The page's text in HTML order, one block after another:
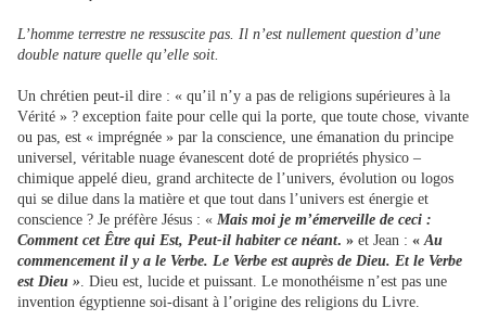
L’homme terrestre ne ressuscite pas. Il n’est nullement question d’une
double nature quelle qu’elle soit.
Un chrétien peut-il dire : « qu’il n’y a pas de religions supérieures à la
Vérité » ? exception faite pour celle qui la porte, que toute chose, vivante
ou pas, est « imprégnée » par la conscience, une émanation du principe
universel, véritable nuage évanescent doté de propriétés physico –
chimique appelé dieu, grand architecte de l’univers, évolution ou logos
qui se dilue dans la matière et que tout dans l’univers est énergie et
conscience ? Je préfère Jésus : « Mais moi je m’émerveille de ceci :
Comment cet Être qui Est, Peut-il habiter ce néant. » et Jean : « Au
commencement il y a le Verbe. Le Verbe est auprès de Dieu. Et le Verbe
est Dieu » . Dieu est, lucide et puissant. Le monothéisme n’est pas une
invention égyptienne soi-disant à l’origine des religions du Livre.